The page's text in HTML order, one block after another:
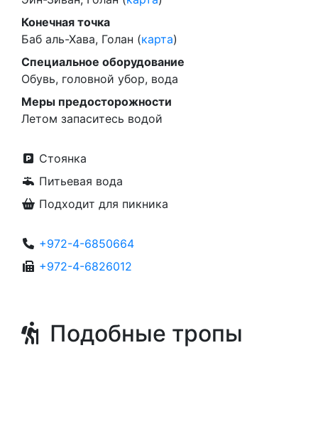
Конечная точка
Баб аль-Хава, Голан (карта)
Специальное оборудование
Обувь, головной убор, вода
Меры предосторожности
Летом запаситесь водой
Стоянка
Питьевая вода
Подходит для пикника
+972-4-6850664
+972-4-6826012
Подобные тропы